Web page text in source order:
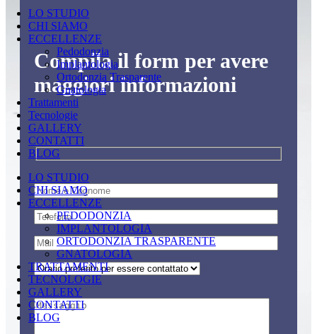
LO STUDIO
CHI SIAMO
ECCELLENZE
Pedodonzia
Implantologia
Ortodonzia Trasparente
Gnatologia
Trattamenti
Tecnologie
GALLERY
CONTATTI
BLOG
LO STUDIO
CHI SIAMO
ECCELLENZE
PEDODONZIA
IMPLANTOLOGIA
ORTODONZIA TRASPARENTE
GNATOLOGIA
TRATTAMENTI
TECNOLOGIE
GALLERY
CONTATTI
BLOG
Compila il form per avere
maggiori informazioni